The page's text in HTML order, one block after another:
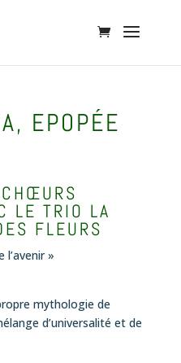
EPOPÉE
LE TRIO LA
FLEURS
»
mythologie de
d’universalité et de